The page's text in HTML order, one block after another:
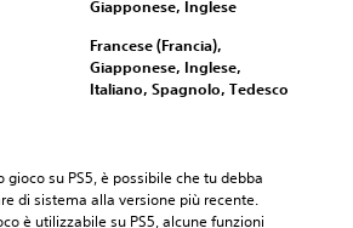
Giapponese, Inglese
Francese (Francia),
Giapponese, Inglese,
Italiano, Spagnolo, Tedesco
gioco su PS5, è possibile che tu debba
di sistema alla versione più recente.
è utilizzabile su PS5, alcune funzioni